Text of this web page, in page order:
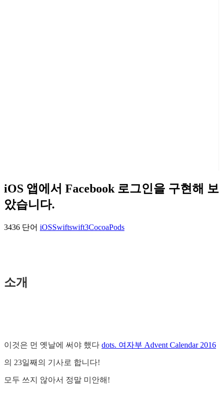
iOS 앱에서 Facebook 로그인을 구현해 보
았습니다.
3436 단어 iOSSwiftswift3CocoaPods
소개
이것은 먼 옛날에 써야 했다 dots. 여자부 Advent Calendar 2016
의 23일째의 기사로 합니다!
모두 쓰지 않아서 정말 미안해!